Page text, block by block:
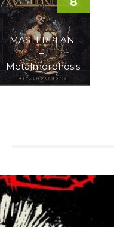
MASTERPLAN
–
Metalmorphosis